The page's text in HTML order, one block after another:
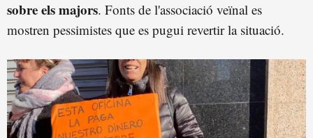
sobre els majors. Fonts de l'associació veïnal es
mostren pessimistes que es pugui revertir la situació.